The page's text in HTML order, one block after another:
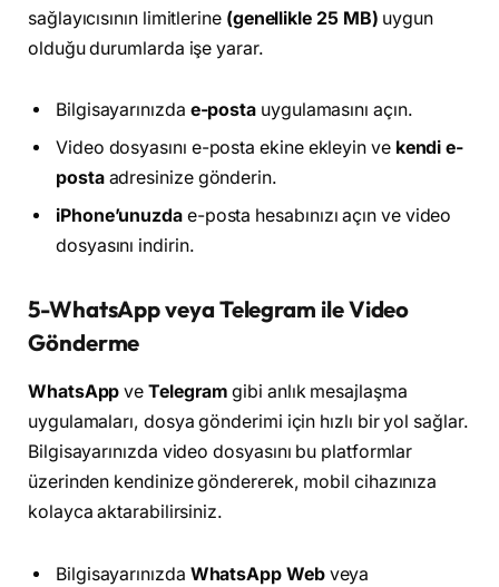
sağlayıcısının limitlerine(genellikle 25 MB) uygun
olduğu durumlarda işe yarar.
Bilgisayarınızda e-posta uygulamasını açın.
Video dosyasını e-posta ekine ekleyin ve kendi e-
posta adresinize gönderin.
iPhone’unuzda e-posta hesabınızı açın ve video
dosyasını indirin.
5-WhatsApp veya Telegram ile Video
Gönderme
WhatsAppveTelegramgibi anlık mesajlaşma
uygulamaları, dosya gönderimi için hızlı bir yol sağlar.
Bilgisayarınızda video dosyasını bu platformlar
üzerinden kendinize göndererek, mobil cihazınıza
kolayca aktarabilirsiniz.
Bilgisayarınızda WhatsApp Webveya